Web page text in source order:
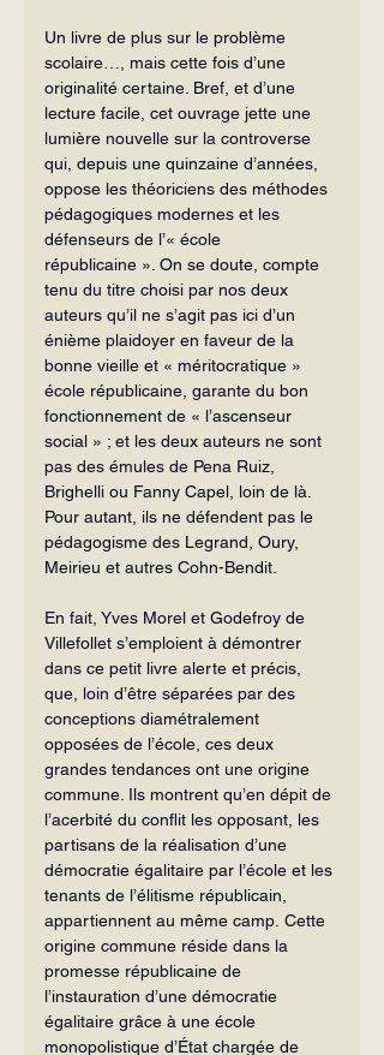
Un livre de plus sur le problème
scolaire…, mais cette fois d’une
originalité certaine. Bref, et d’une
lecture facile, cet ouvrage jette une
lumière nouvelle sur la controverse
qui, depuis une quinzaine d’années,
oppose les théoriciens des méthodes
pédagogiques modernes et les
défenseurs de l’« école
républicaine ». On se doute, compte
tenu du titre choisi par nos deux
auteurs qu’il ne s’agit pas ici d’un
énième plaidoyer en faveur de la
bonne vieille et « méritocratique »
école républicaine, garante du bon
fonctionnement de « l’ascenseur
social » ; et les deux auteurs ne sont
pas des émules de Pena Ruiz,
Brighelli ou Fanny Capel, loin de là.
Pour autant, ils ne défendent pas le
pédagogisme des Legrand, Oury,
Meirieu et autres Cohn-Bendit.
En fait, Yves Morel et Godefroy de
Villefollet s’emploient à démontrer
dans ce petit livre alerte et précis,
que, loin d’être séparées par des
conceptions diamétralement
opposées de l’école, ces deux
grandes tendances ont une origine
commune. Ils montrent qu’en dépit de
l’acerbité du conflit les opposant, les
partisans de la réalisation d’une
démocratie égalitaire par l’école et les
tenants de l’élitisme républicain,
appartiennent au même camp. Cette
origine commune réside dans la
promesse républicaine de
l’instauration d’une démocratie
égalitaire grâce à une école
monopolistique d’État chargée de